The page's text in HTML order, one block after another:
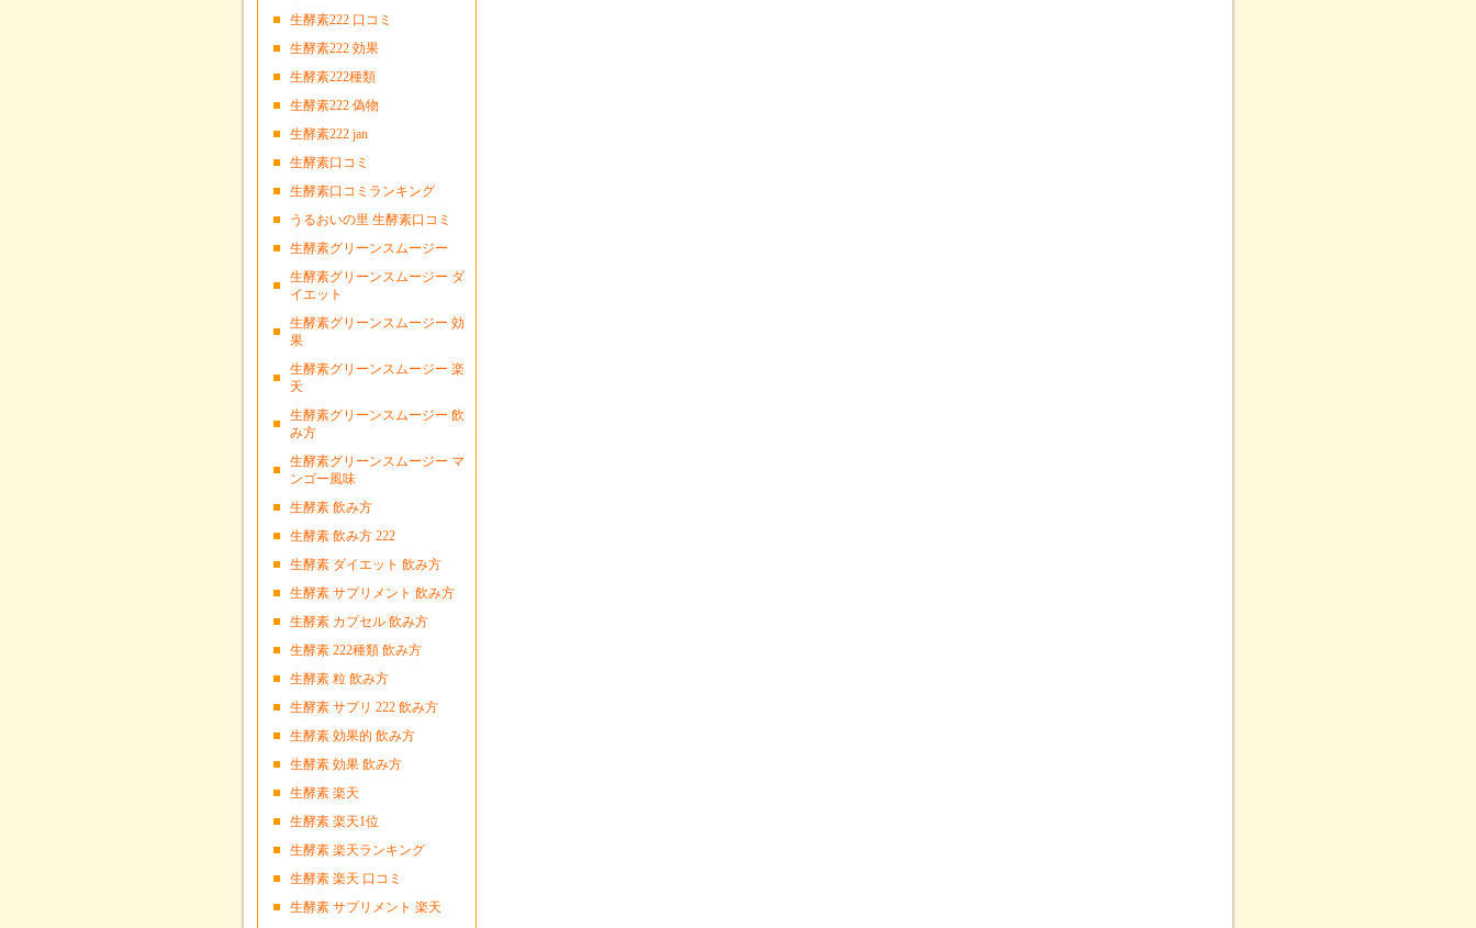
生酵素222 口コミ
生酵素222 効果
生酵素222種類
生酵素222 偽物
生酵素222 jan
生酵素口コミ
生酵素口コミランキング
うるおいの里 生酵素口コミ
生酵素グリーンスムージー
生酵素グリーンスムージー ダ
イエット
生酵素グリーンスムージー 効
果
生酵素グリーンスムージー 楽
天
生酵素グリーンスムージー 飲
み方
生酵素グリーンスムージー マ
ンゴー風味
生酵素 飲み方
生酵素 飲み方 222
生酵素 ダイエット 飲み方
生酵素 サプリメント 飲み方
生酵素 カプセル 飲み方
生酵素 222種類 飲み方
生酵素 粒 飲み方
生酵素 サプリ 222 飲み方
生酵素 効果的 飲み方
生酵素 効果 飲み方
生酵素 楽天
生酵素 楽天1位
生酵素 楽天ランキング
生酵素 楽天 口コミ
生酵素 サプリメント 楽天